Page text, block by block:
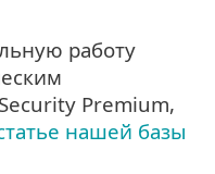
работу
Premium,
нашей базы